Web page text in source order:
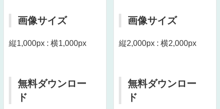
画像サイズ
縦1,000px : 横1,000px
無料ダウンロー
ド
画像サイズ
縦2,000px : 横2,000px
無料ダウンロー
ド